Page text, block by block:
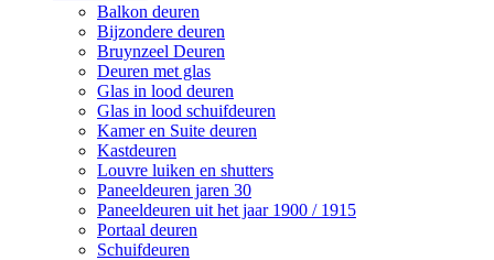
Balkon deuren
Bijzondere deuren
Bruynzeel Deuren
Deuren met glas
Glas in lood deuren
Glas in lood schuifdeuren
Kamer en Suite deuren
Kastdeuren
Louvre luiken en shutters
Paneeldeuren jaren 30
Paneeldeuren uit het jaar 1900 / 1915
Portaal deuren
Schuifdeuren